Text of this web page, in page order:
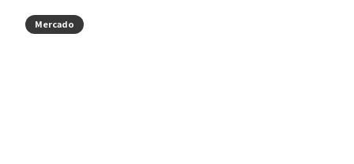
Mercado